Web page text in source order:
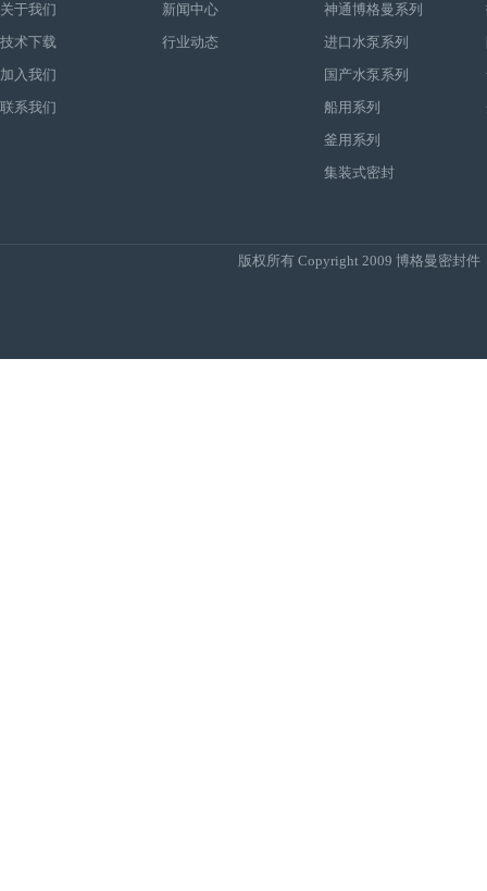
关于我们
技术下载
加入我们
联系我们
新闻中心
行业动态
神通博格曼系列
进口水泵系列
国产水泵系列
船用系列
釜用系列
集装式密封
版权所有 Copyright 2009 博格曼密封件